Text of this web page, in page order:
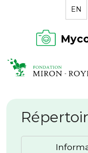
EN
LA FONDATION
NOUVELLES
RÉPERTOIRE